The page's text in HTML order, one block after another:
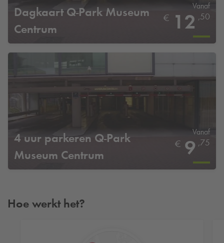
Dagkaart Q-Park Museum
Centrum
Vanaf
€ 12 ,50
4 uur parkeren Q-Park
Museum Centrum
Vanaf
€ 9 ,75
Hoe werkt het?